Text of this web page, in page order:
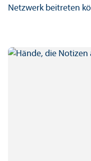
Netzwerk beitreten